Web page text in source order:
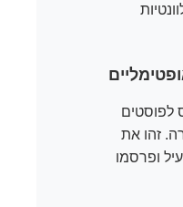
לפוסטים
זהו את
ופרסמו